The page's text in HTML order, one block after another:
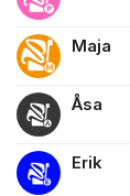
Maja
Åsa
Erik